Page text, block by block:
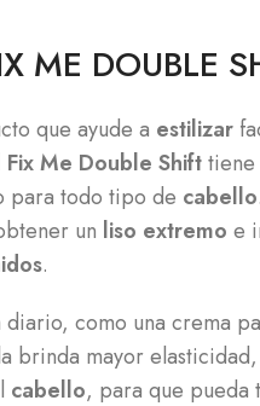
ME DOUBLE
que ayude a estilizar
Fix Me Double Shifttiene
para todo tipo de cabello
un liso extremo e
.
diario, como una crema
brinda mayor
cabello, para que pueda